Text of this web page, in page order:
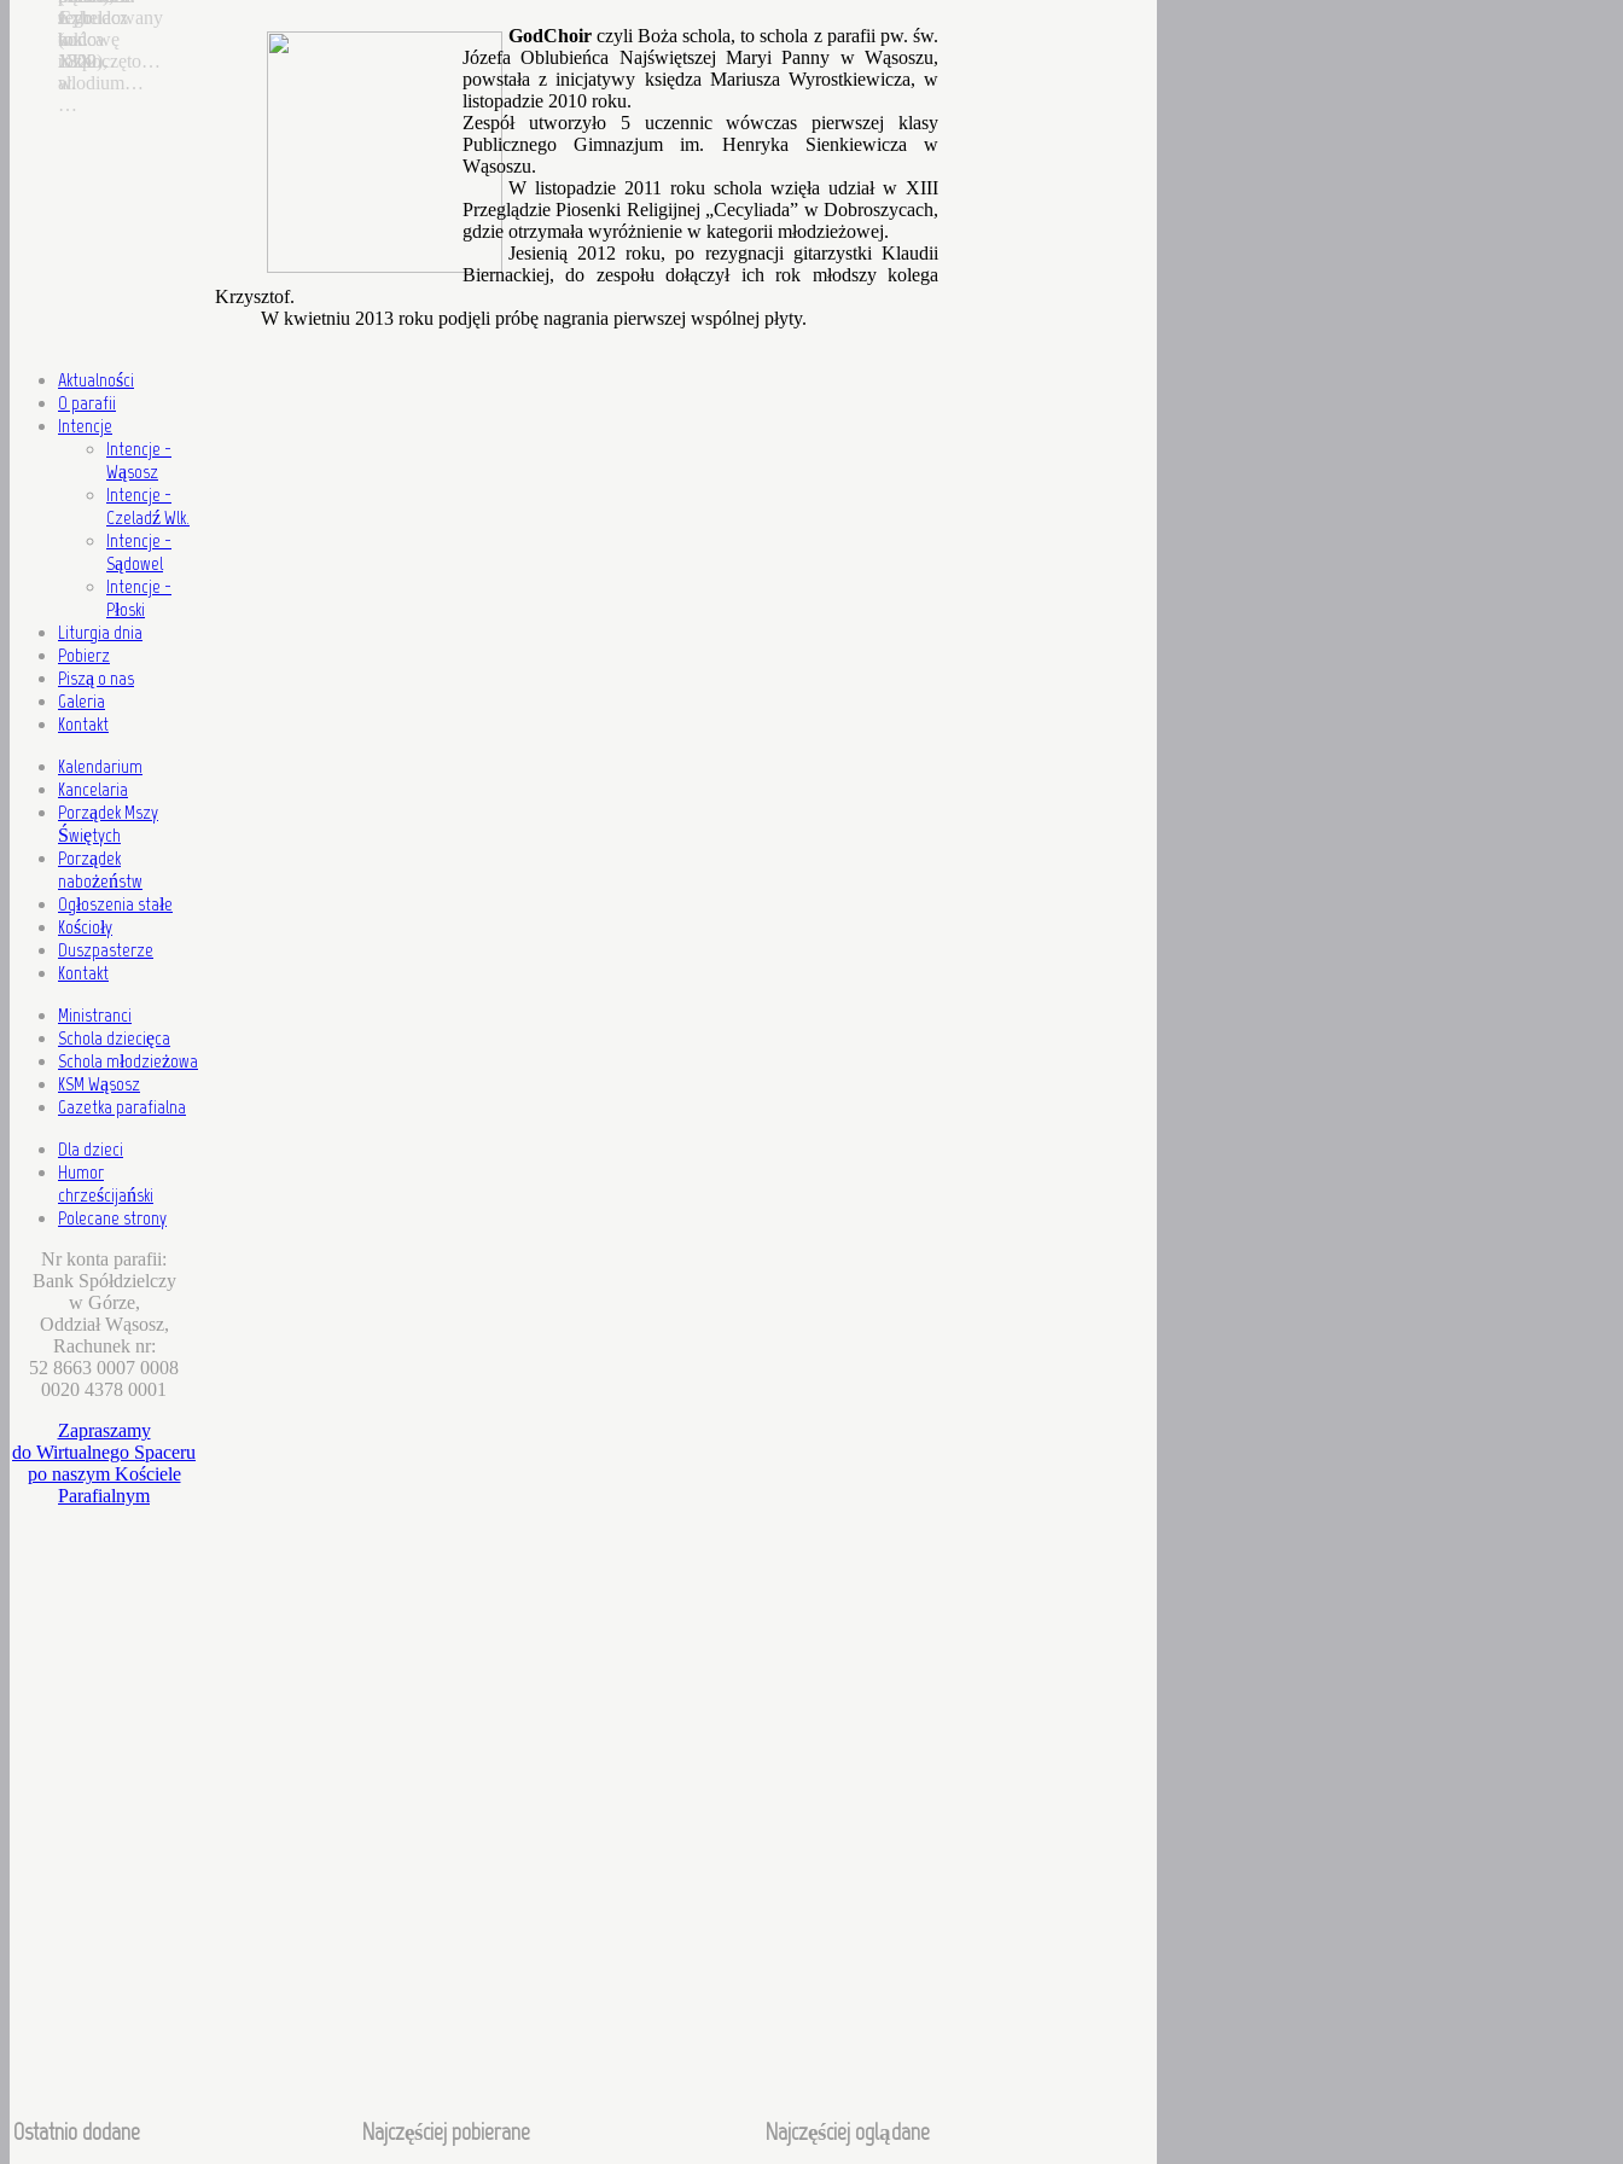
Czhelacz
(ok.
1300),
allodium…
z
końca
XIX
w.
…
Jego
budowę
rozpoczęto…
wybudowany
w
1822…
GodChoirczyli Boża schola, to schola z parafii pw. św.
Józefa Oblubieńca Najświętszej Maryi Panny w Wąsoszu,
powstała z inicjatywy księdza Mariusza Wyrostkiewicza, w
listopadzie 2010 roku.
Zespół utworzyło 5 uczennic wówczas pierwszej klasy
Publicznego Gimnazjum im. Henryka Sienkiewicza w
Wąsoszu.
W listopadzie 2011 roku schola wzięła udział w XIII
Przeglądzie Piosenki Religijnej „Cecyliada” w Dobroszycach,
gdzie otrzymała wyróżnienie w kategorii młodzieżowej.
Jesienią 2012 roku, po rezygnacji gitarzystki Klaudii
Biernackiej, do zespołu dołączył ich rok młodszy kolega
Krzysztof.
W kwietniu 2013 roku podjęli próbę nagrania pierwszej wspólnej płyty.
Aktualności
O parafii
Intencje
Intencje -
Wąsosz
Intencje -
Czeladź Wlk.
Intencje -
Sądowel
Intencje -
Płoski
Liturgia dnia
Pobierz
Piszą o nas
Galeria
Kontakt
Kalendarium
Kancelaria
Porządek Mszy
Świętych
Porządek
nabożeństw
Ogłoszenia stałe
Kościoły
Duszpasterze
Kontakt
Ministranci
Schola dziecięca
Schola młodzieżowa
KSM Wąsosz
Gazetka parafialna
Dla dzieci
Humor
chrześcijański
Polecane strony
Nr konta parafii:
Bank Spółdzielczy
w Górze,
Oddział Wąsosz,
Rachunek nr:
52 8663 0007 0008
0020 4378 0001
Zapraszamy
do Wirtualnego Spaceru
po naszym Kościele
Parafialnym
Ostatnio dodane Najczęściej pobierane Najczęściej oglądane